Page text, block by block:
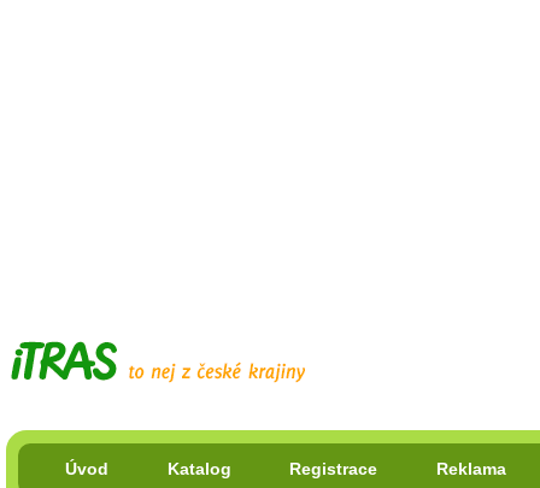
Úvod Katalog Registrace Reklama